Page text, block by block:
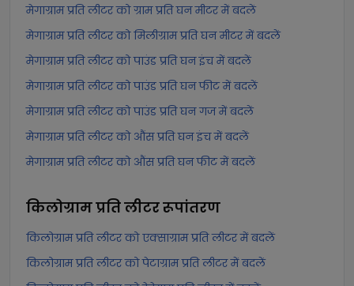
मेगाग्राम प्रति लीटर को ग्राम प्रति घन मीटर में बदलें
मेगाग्राम प्रति लीटर को मिलीग्राम प्रति घन मीटर में बदलें
मेगाग्राम प्रति लीटर को पाउंड प्रति घन इंच में बदलें
मेगाग्राम प्रति लीटर को पाउंड प्रति घन फीट में बदलें
मेगाग्राम प्रति लीटर को पाउंड प्रति घन गज में बदलें
मेगाग्राम प्रति लीटर को औंस प्रति घन इंच में बदलें
मेगाग्राम प्रति लीटर को औंस प्रति घन फीट में बदलें
किलोग्राम प्रति लीटररूपांतरण
किलोग्राम प्रति लीटर को एक्साग्राम प्रति लीटर में बदलें
किलोग्राम प्रति लीटर को पेटाग्राम प्रति लीटर में बदलें